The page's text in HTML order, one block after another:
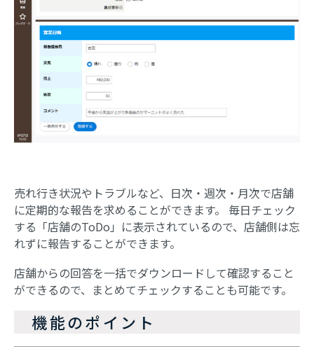
売れ行き状況やトラブルなど、日次・週次・月次で店舗
に定期的な報告を求めることができます。 毎日チェック
する「店舗のToDo」に表示されているので、店舗側は忘
れずに報告することができます。
店舗からの回答を一括でダウンロードして確認すること
ができるので、まとめてチェックすることも可能です。
機能のポイント